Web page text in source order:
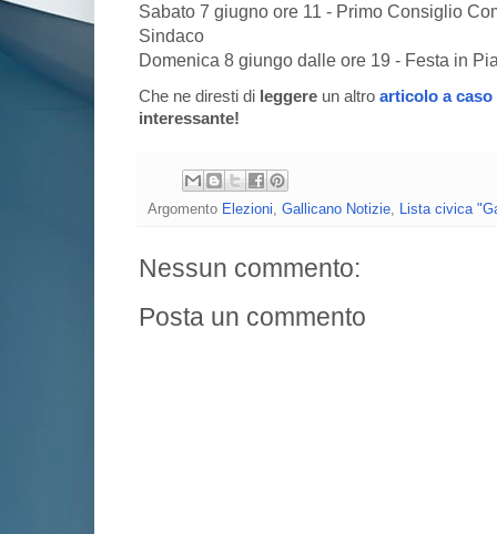
Sabato 7 giugno ore 11 - Primo Consiglio
Sindaco
Domenica 8 giungo dalle ore 19 - Festa in
Che ne diresti di leggere un altro articolo a caso
interessante!
Argomento Elezioni Gallicano Notizie Lista civica
Nessun commento:
Posta un commento